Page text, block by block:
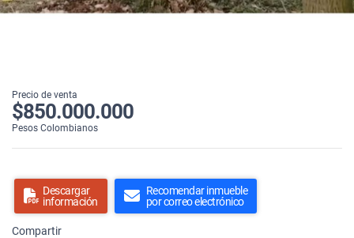
Precio de venta
$850.000.000
Pesos Colombianos
Descargar
información
Recomendar inmueble
por correo electrónico
Compartir